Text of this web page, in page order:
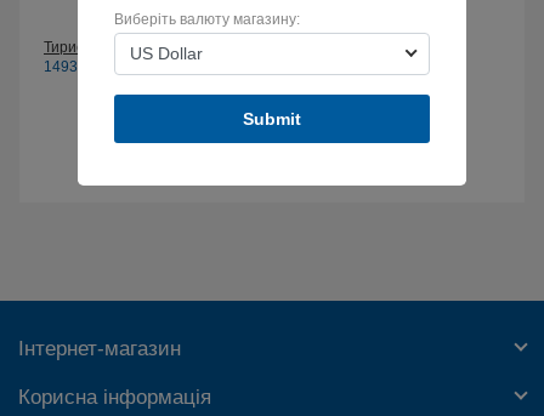
Тиристори, симістори
149312шт.
ДЕТАЛЬНІШЕ
Інтернет-магазин
Корисна інформація
Виберіть валюту магазину:
US Dollar
Submit